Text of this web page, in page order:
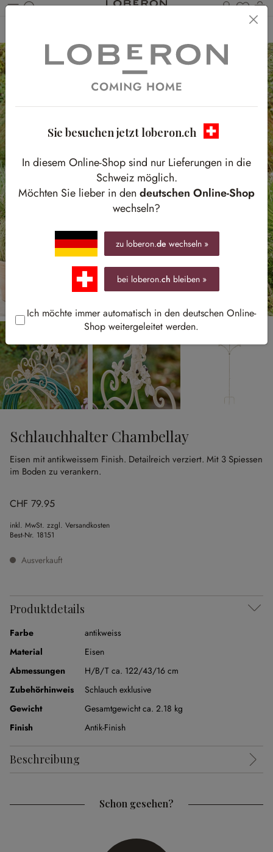
Du
Schlauchhalter Chambellay
Eisen mit antikweissem Finish. Detailreich verziert. Mit 3 Spiessen
im Boden zu verankern.
CHF 79.95
inkl. MwSt. zzgl. Versandkosten
Best-Nr. 18151
Ausverkauft
Produktdetails
Farbe
antikweiss
Material
Eisen
Abmessungen
H/B/T ca. 122/43/16 cm
Zubehörhinweis
Schlauch exklusive
Gewicht
Gesamtgewicht ca. 2.18 kg
Finish
Antik-Finish
Beschreibung
Schon gesehen?
Sie besuchen jetzt loberon.ch
In diesem Online-Shop sind nur Lieferungen in die
Schweiz möglich.
Möchten Sie lieber in den deutschen Online-Shop
wechseln?
zu loberon.de wechseln »
bei loberon.ch bleiben »
Ich möchte immer automatisch in den deutschen Online-
Shop weitergeleitet werden.